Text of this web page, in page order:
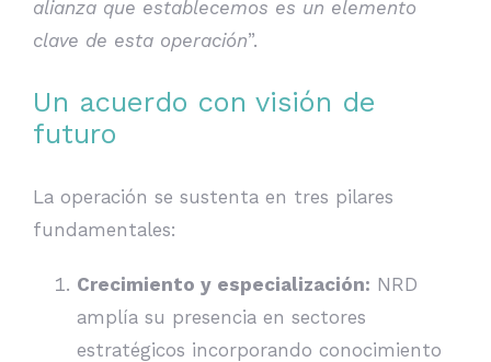
alianza que establecemos es un elemento
clave de esta operación”.
Un acuerdo con visión de
futuro
La operación se sustenta en tres pilares
fundamentales:
Crecimiento y especialización: NRD
amplía su presencia en sectores
estratégicos incorporando conocimiento